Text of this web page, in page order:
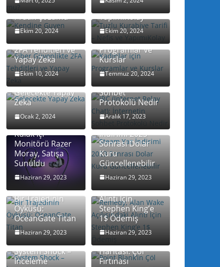
Artırmanın 7
Pratik Çözümü
Ekim 20, 2024
Tarifi – Nefis ve
YapımıKolay
Ekim 20, 2024
Siber Güvenlikte
2FA Tehditleri ve
Yapay Zeka
Ekim 10, 2024
Kadınlar için
Programlar ve
Kurslar
Temmuz 20, 2024
Gelecekte Yapay
Zeka
Ocak 2, 2024
IRC (Internet
Relay Chat):
İnternetin
Sohbet
Protokolü Nedir
Aralık 17, 2023
Kulak İçi
Monitörü Razer
Moray, Satışa
Sunuldu
Haziran 29, 2023
Steam Yaz
İndirimi 2023
Sonrası Dolar
Kuru
Güncellenebilir
Haziran 29, 2023
Bir Trajedinin
Öyküsü:
OceanGate Titan
Haziran 29, 2023
Remedy, Alan
Wake Açılışındaki
Alıntı İçin
Stephen King’e
1$ Ödemiş
Haziran 29, 2023
System Shock –
İnceleme
Point Blank’in
Haritası: Çöl
Fırtınası